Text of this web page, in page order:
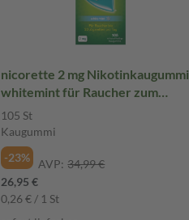
nicorette 2 mg Nikotinkaugummi
whitemint für Raucher zum
Aufhören
105 St
Kaugummi
-23%
AVP: 34,99 €
26,95 €
0,26 € / 1 St